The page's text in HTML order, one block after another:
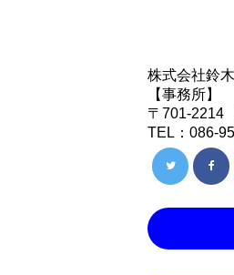
株式会社鈴
【事務所】
〒701-2214
TEL：086-